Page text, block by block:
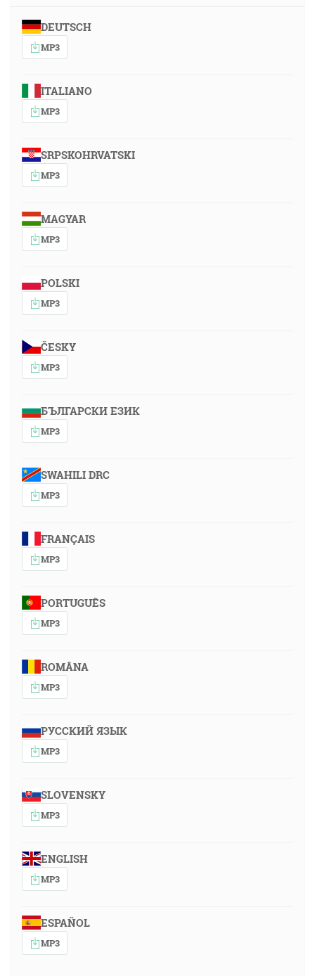
DEUTSCH
MP3
ITALIANO
MP3
SRPSKOHRVATSKI
MP3
MAGYAR
MP3
POLSKI
MP3
ČESKY
MP3
БЪЛГАРСКИ ЕЗИК
MP3
SWAHILI DRC
MP3
FRANÇAIS
MP3
PORTUGUÊS
MP3
ROMÂNA
MP3
РУССКИЙ ЯЗЫК
MP3
SLOVENSKY
MP3
ENGLISH
MP3
ESPAÑOL
MP3